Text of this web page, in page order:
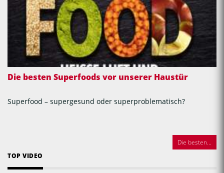
Die besten Superfoods vor unserer Haustür
Superfood – supergesund oder superproblematisch?
Die besten...
TOP VIDEO